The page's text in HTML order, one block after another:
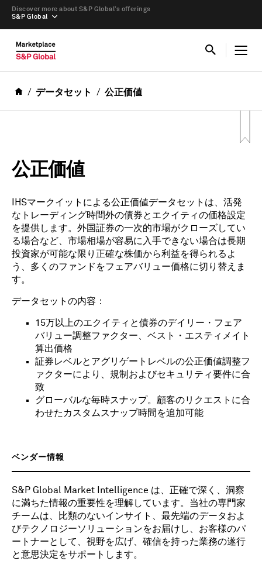
S&P Global
Discover more about S&P Global’s offerings
データセット 公正価値
公正価値
IHSマークイットによる公正価値データセットは、活発
なトレーディング時間外の債券とエクイティの価格設定
を提供します。外国証券の一次的市場がクローズしてい
る場合など、市場相場が容易に入手できない場合は長期
投資家が可能な限り正確な株価から利益を得られるよ
う、多くのファンドをフェアバリュー価格に切り替えま
す。
データセットの内容：
15万以上のエクイティと債券のデイリー・フェア
バリュー調整ファクター、ベスト・エスティメイト
算出価格
証券レベルとアグリゲートレベルの公正価値調整フ
ァクターにより、規制およびセキュリティ要件に合
致
グローバルな毎時スナップ。顧客のリクエストに合
わせたカスタムスナップ時間を追加可能
ベンダー情報
S&P Global Market Intelligence は、正確で深く、洞察
に満ちた情報の重要性を理解しています。当社の専門家
チームは、比類のないインサイト、最先端のデータおよ
びテクノロジーソリューションをお届けし、お客様のパ
ートナーとして、視野を広げ、確信を持った業務の遂行
と意思決定をサポートします。